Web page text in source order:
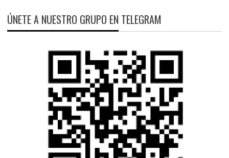
ÚNETE A NUESTRO GRUPO EN TELEGRAM